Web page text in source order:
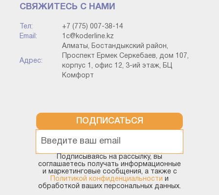
По той продукции, которая отслеживается, будут
(регистрационный номер таможенной декларации), или
по той продукции, которую можно отследить (общий
регистрационный номер всей партии).
Чтобы отправить результаты журнала счетов-фактур
1С 8.3 – нужно кликнуть на «Выгрузить», как можно
увидеть далее:
СВЯЖИТЕСЬ С НАМИ
Тел:
+7 (775) 007-38-14
Email:
1c@koderline.kz
Адрес:
Алматы, Бостандыкский район,
Проспект Ермек Серкебаев, дом 107,
корпус 1, офис 12, 3-ий этаж, БЦ
Комфорт
ПОДПИСАТЬСЯ
Подписываясь на рассылку, вы
соглашаетесь получать информационные
и маркетинговые сообщения, а также с
Политикой конфиденциальности и
обработкой ваших персональных данных.